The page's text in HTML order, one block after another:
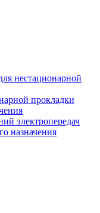
нестационарной
прокладки
электропередач
назначения